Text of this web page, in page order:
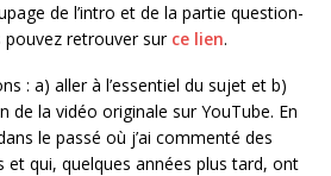
de l’intro et de la partie question-
retrouver sur ce lien.
: a) aller à l’essentiel du sujet et b)
de la vidéo originale sur YouTube. En
le passé où j’ai commenté des
et qui, quelques années plus tard, ont